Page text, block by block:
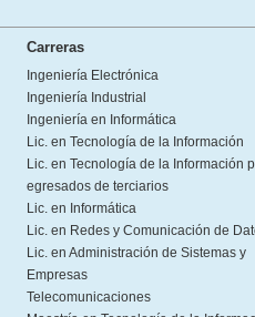
Carreras
Ingeniería Electrónica
Ingeniería Industrial
Ingeniería en Informática
Lic. en Tecnología de la Información
Lic. en Tecnología de la Información
egresados de terciarios
Lic. en Informática
Lic. en Redes y Comunicación de
Lic. en Administración de Sistemas y
Empresas
Telecomunicaciones